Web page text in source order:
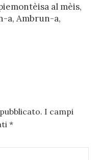
al mèis,
a, Ambrun-a,
I campi
*